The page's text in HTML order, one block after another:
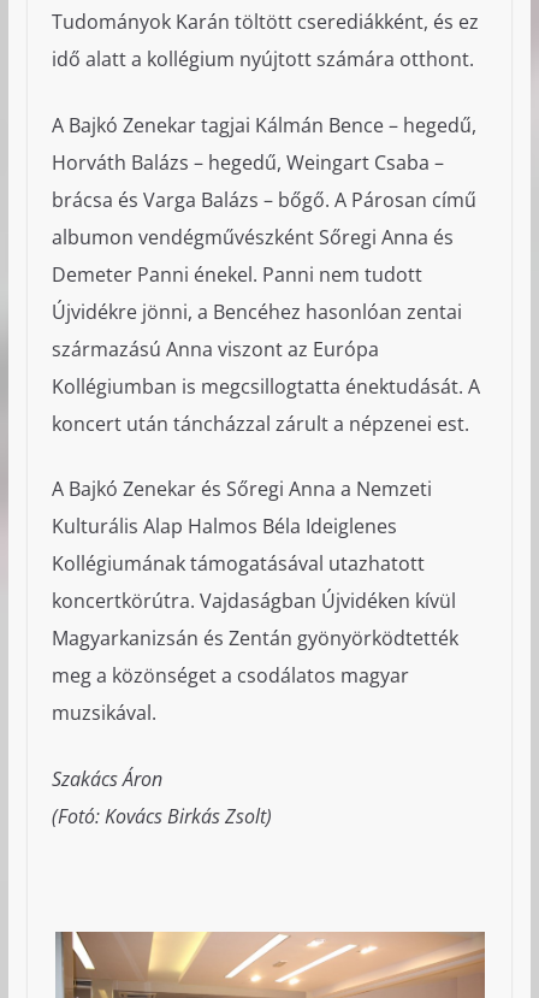
Tudományok Karán töltött cserediákként, és ez
idő alatt a kollégium nyújtott számára otthont.
A Bajkó Zenekar tagjai Kálmán Bence – hegedű,
Horváth Balázs – hegedű, Weingart Csaba –
brácsa és Varga Balázs – bőgő. A Párosan című
albumon vendégművészként Sőregi Anna és
Demeter Panni énekel. Panni nem tudott
Újvidékre jönni, a Bencéhez hasonlóan zentai
származású Anna viszont az Európa
Kollégiumban is megcsillogtatta énektudását. A
koncert után táncházzal zárult a népzenei est.
A Bajkó Zenekar és Sőregi Anna a Nemzeti
Kulturális Alap Halmos Béla Ideiglenes
Kollégiumának támogatásával utazhatott
koncertkörútra. Vajdaságban Újvidéken kívül
Magyarkanizsán és Zentán gyönyörködtették
meg a közönséget a csodálatos magyar
muzsikával.
Szakács Áron
(Fotó: Kovács Birkás Zsolt)